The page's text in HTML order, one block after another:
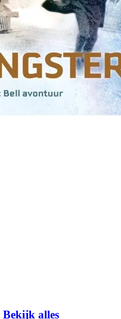
Bekijk alles